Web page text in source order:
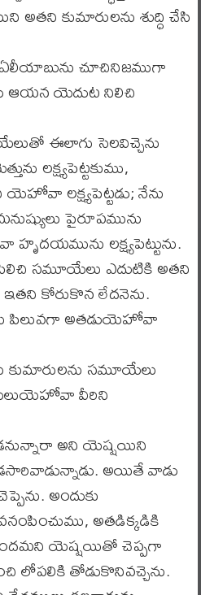
అతని కుమారులను శుద్ధి చేసి
ఏలీయాబును చూచినిజముగా
యెదుట నిలిచి
ఈలాగు సెలవిచ్చెను
లక్ష్యపెట్టకుము,
యెహోవా లక్ష్యపెట్టడు; నేను
పైరూపమును
హృదయమును లక్ష్యపెట్టును.
సమూయేలు ఎదుటికి అతని
కోరుకొన లేదనెను.
పిలువగా అతడుయెహోవా
సమూయేలు
వీరిని
అని యెష్షయిని
అయితే వాడు
అందుకు
అతడిక్కడికి
యెష్షయితో చెప్పగా
లోపలికి తోడుకొనివచ్చెను.